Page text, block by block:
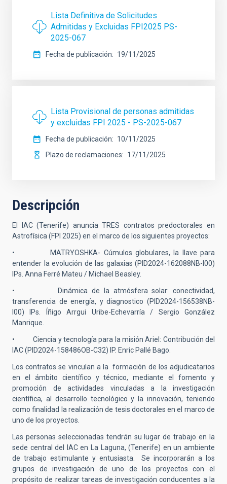
Lista Definitiva de Solicitudes
Admitidas y Excluidas FPI2025 PS-
2025-067
Fecha de publicación 19/11/2025
Lista Provisional de personas admitidas
y excluidas FPI 2025 - PS-2025-067
Fecha de publicación
10/11/2025
Plazo de reclamaciones
17/11/2025
Descripción
El IAC (Tenerife) anuncia TRES contratos predoctorales en
Astrofísica (FPI 2025) en el marco de los siguientes proyectos:
• MATRYOSHKA- Cúmulos globulares, la llave para
entender la evolución de las galaxias (PID2024-162088NB-I00)
IPs. Anna Ferré Mateu / Michael Beasley.
• Dinámica de la atmósfera solar: conectividad,
transferencia de energía, y diagnostico (PID2024-156538NB-
I00) IPs. Íñigo Arrgui Uribe-Echevarría / Sergio González
Manrique.
• Ciencia y tecnología para la misión Ariel: Contribución del
IAC (PID2024-158486OB-C32) IP. Enric Pallé Bago.
Los contratos se vinculan a la formación de los adjudicatarios
en el ámbito científico y técnico, mediante el fomento y
promoción de actividades vinculadas a la investigación
científica, al desarrollo tecnológico y la innovación, teniendo
como finalidad la realización de tesis doctorales en el marco de
uno de los proyectos.
Las personas seleccionadas tendrán su lugar de trabajo en la
sede central del IAC en La Laguna, (Tenerife) en un ambiente
de trabajo estimulante y entusiasta. Se incorporarán a los
grupos de investigación de uno de los proyectos con el
propósito de realizar tareas de investigación conducentes a la